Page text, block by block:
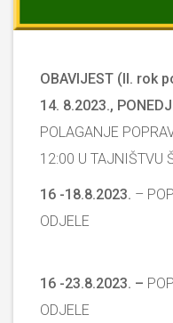
OBAVIJEST (II. rok
14. 8.2023.,
POLAGANJE
12:00 U TAJNIŠTVU
16 -18.8.2023. –
ODJELE
16 -23.8.2023. –
ODJELE